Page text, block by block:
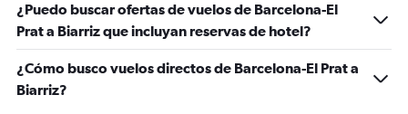
¿Puedo buscar ofertas de vuelos de Barcelona-El
Prat a Biarriz que incluyan reservas de hotel?
¿Cómo busco vuelos directos de Barcelona-El Prat a
Biarriz?